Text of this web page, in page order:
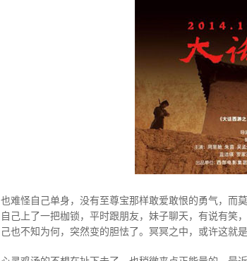
也难怪自己单身，没有至尊宝那样敢爱敢恨的勇气，而
自己上了一把枷锁，平时跟朋友，妹子聊天，有说有笑
己也不知为何，突然变的胆怯了。冥冥之中，或许这就是